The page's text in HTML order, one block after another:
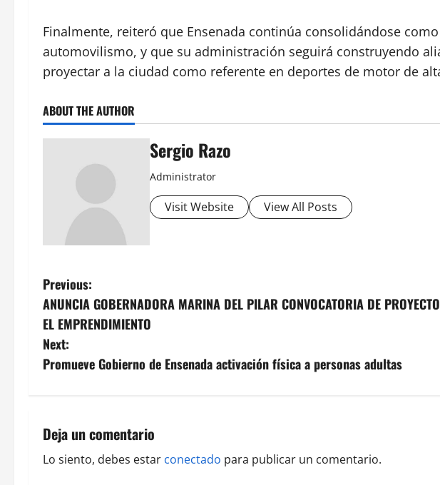
Finalmente, reiteró que Ensenada continúa consolidándose
automovilismo, y que su administración seguirá construyendo
proyectar a la ciudad como referente en deportes de motor de
ABOUT THE AUTHOR
Sergio Razo
Administrator
Visit Website View All Posts
P
o
s
t
a
v
Previous:
ANUNCIA GOBERNADORA MARINA DEL PILAR CONVOCATORIA DE
EL EMPRENDIMIENTO
Next:
Promueve Gobierno de Ensenada activación física a personas adultas
Deja un comentario
Lo siento, debes estar conectado para publicar un comentario.